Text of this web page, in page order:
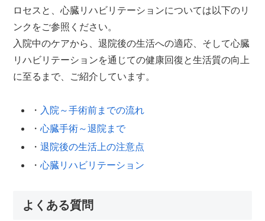
ロセスと、心臓リハビリテーションについては以下のリ
ンクをご参照ください。
入院中のケアから、退院後の生活への適応、そして心臓
リハビリテーションを通じての健康回復と生活質の向上
に至るまで、ご紹介しています。
・ 入院～手術前までの流れ
・ 心臓手術～退院まで
・ 退院後の生活上の注意点
・ 心臓リハビリテーション
よくある質問